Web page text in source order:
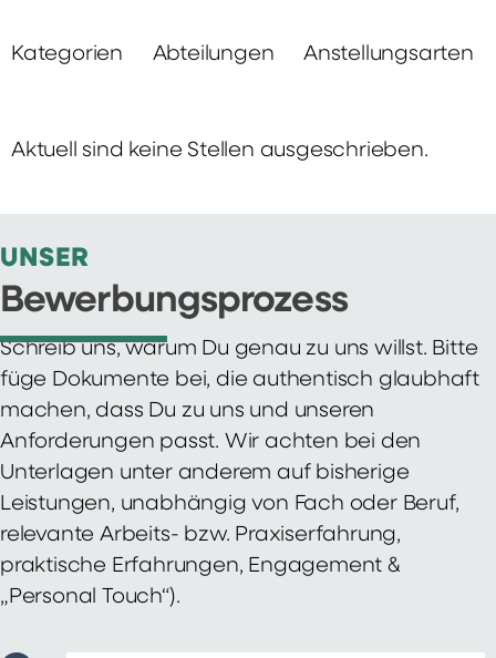
Kategorien Abteilungen Anstellungsarten
Aktuell sind keine Stellen ausgeschrieben.
UNSER
Bewerbungsprozess
Schreib uns, warum Du genau zu uns willst. Bitte
füge Dokumente bei, die authentisch glaubhaft
machen, dass Du zu uns und unseren
Anforderungen passt. Wir achten bei den
Unterlagen unter anderem auf bisherige
Leistungen, unabhängig von Fach oder Beruf,
relevante Arbeits- bzw. Praxiserfahrung,
praktische Erfahrungen, Engagement &
„Personal Touch“).